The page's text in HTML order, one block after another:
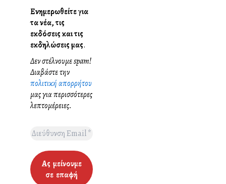
Ενημερωθείτε για
τα νέα, τις
εκδόσεις και τις
εκδηλώσεις μας.
Δεν στέλνουμε spam!
Διαβάστε την
πολιτική απορρήτου
μας για περισσότερες
λεπτομέρειες.